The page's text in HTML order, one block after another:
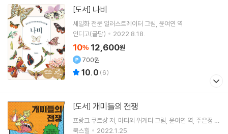
[도서] 나비
세밀화 전문 일러스트레이터 그림 윤여연 역
인디고(글담)
2022.8.18.
10% 12,600원
700원
10.0 (6)
[도서] 개미들의 전쟁
프랑크 쿠르샹저 마티외 위게티 그림 윤여연 역 주은정 감
수
북스힐 2022.1.25.